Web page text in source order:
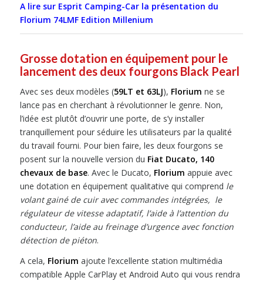
A lire sur Esprit Camping-Car la présentation du
Florium 74LMF Edition Millenium
Grosse dotation en équipement pour le
lancement des deux fourgons Black Pearl
Avec ses deux modèles (59LT et 63LJ), Florium ne se
lance pas en cherchant à révolutionner le genre. Non,
l’idée est plutôt d’ouvrir une porte, de s’y installer
tranquillement pour séduire les utilisateurs par la qualité
du travail fourni. Pour bien faire, les deux fourgons se
posent sur la nouvelle version du Fiat Ducato, 140
chevaux de base. Avec le Ducato, Florium appuie avec
une dotation en équipement qualitative qui comprend le
volant gainé de cuir avec commandes intégrées, le
régulateur de vitesse adaptatif, l’aide à l’attention du
conducteur, l’aide au freinage d’urgence avec fonction
détection de piéton.
A cela, Florium ajoute l’excellente station multimédia
compatible Apple CarPlay et Android Auto qui vous rendra